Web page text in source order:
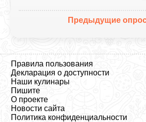
Предыдущие
Правила пользования
Декларация о доступности
Наши кулинары
Пишите
О проекте
Новости сайта
Политика конфиденциальности